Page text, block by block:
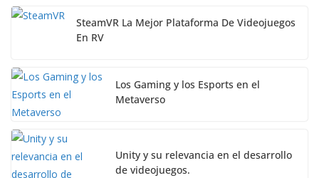
SteamVR La Mejor Plataforma De Videojuegos
En RV
Los Gaming y los Esports en el
Metaverso
Unity y su relevancia en el desarrollo
de videojuegos.